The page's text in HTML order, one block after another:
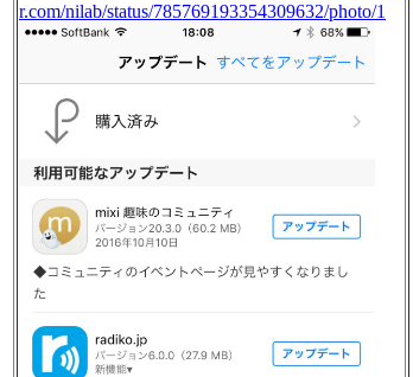
r.com/nilab/status/785769193354309632/photo/1